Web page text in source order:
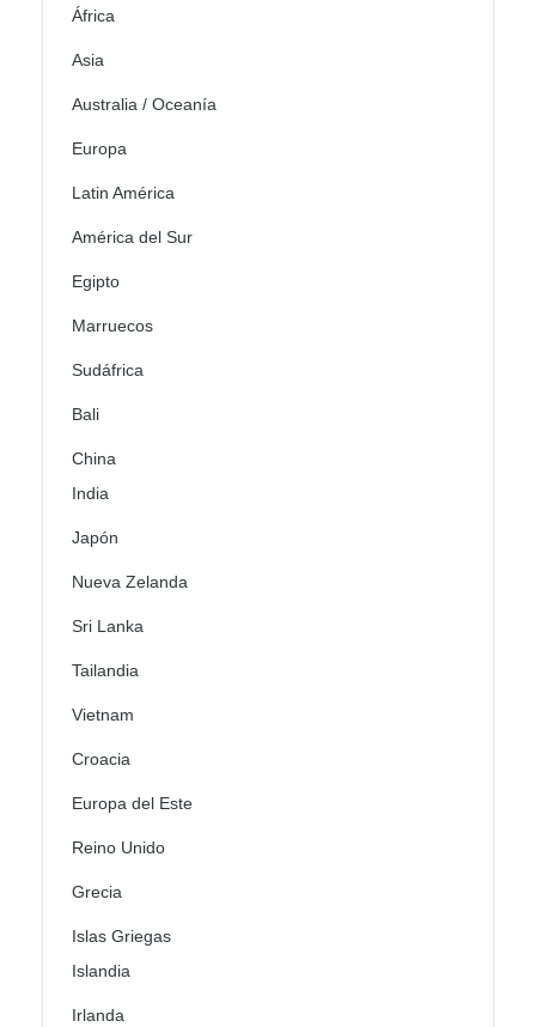
África
Asia
Australia / Oceanía
Europa
Latin América
América del Sur
Egipto
Marruecos
Sudáfrica
Bali
China
India
Japón
Nueva Zelanda
Sri Lanka
Tailandia
Vietnam
Croacia
Europa del Este
Reino Unido
Grecia
Islas Griegas
Islandia
Irlanda